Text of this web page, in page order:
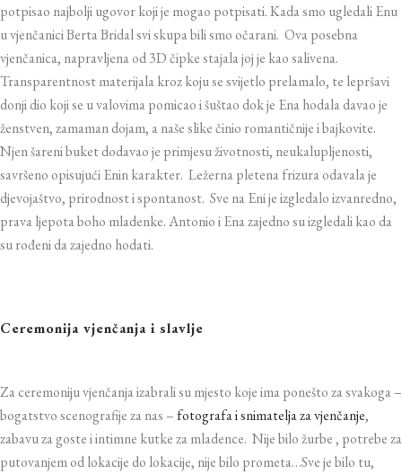
potpisao najbolji ugovor koji je mogao potpisati. Kada smo ugledali Enu
u vjenčanici Berta Bridal svi skupa bili smo očarani. Ova posebna
vjenčanica, napravljena od 3D čipke stajala joj je kao salivena.
Transparentnost materijala kroz koju se svijetlo prelamalo, te lepršavi
donji dio koji se u valovima pomicao i šuštao dok je Ena hodala davao je
ženstven, zamaman dojam, a naše slike činio romantičnije i bajkovite.
Njen šareni buket dodavao je primjesu životnosti, neukalupljenosti,
savršeno opisujući Enin karakter. Ležerna pletena frizura odavala je
djevojaštvo, prirodnost i spontanost. Sve na Eni je izgledaloizvanredno,
prava ljepota boho mladenke. Antonio i Ena zajedno su izgledali kao da
su rođeni da zajedno hodati.
Ceremonija vjenčanja i slavlje
Za ceremoniju vjenčanja izabrali su mjesto koje ima ponešto za svakoga –
bogatstvo scenografije za nas – fotografa i snimatelja za vjenčanje,
zabavu za goste i intimne kutke za mladence. Nije bilo žurbe , potrebe za
putovanjem od lokacije do lokacije, nije bilo prometa…Sve je bilo tu,